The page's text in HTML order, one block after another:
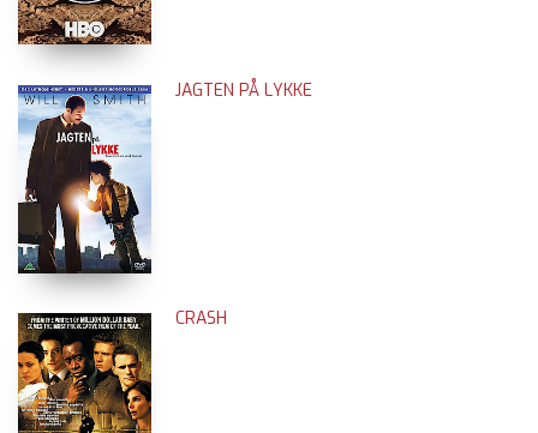
JAGTEN PÅ LYKKE
CRASH